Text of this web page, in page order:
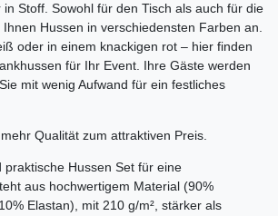
Stoff. Sowohl für den Tisch als auch für die
Hussen in verschiedensten Farben an.
oder in einem knackigen rot – hier finden
für Ihr Event. Ihre Gäste werden
mit wenig Aufwand für ein festliches
Qualität zum attraktiven Preis.
praktische Hussen Set für eine
aus hochwertigem Material (90%
Elastan), mit 210 g/m², stärker als